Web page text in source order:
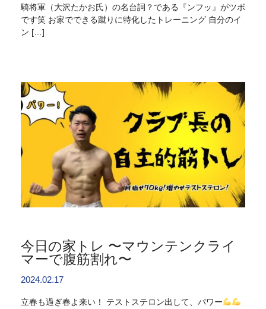
騎将軍（大沢たかお氏）の名台詞？である『ンフッ』がツボ
です笑 お家でできる蹴りに特化したトレーニング 自分のイ
ン […]
今日の家トレ 〜マウンテンクライ
マーで腹筋割れ〜
2024.02.17
立春も過ぎ春よ来い！ テストステロン出して、パワー